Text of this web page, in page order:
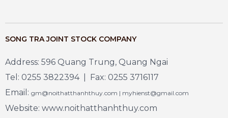
SONG TRA JOINT STOCK COMPANY
Address: 596 Quang Trung, Quang Ngai
Tel: 0255 3822394 | Fax: 0255 3716117
Email: gm@noithatthanhthuy.com | myhienst@gmail.com
Website: www.noithatthanhthuy.com